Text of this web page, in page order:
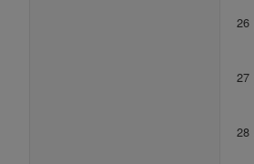
26
27
28